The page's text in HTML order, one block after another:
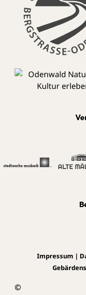
©
Impressum |